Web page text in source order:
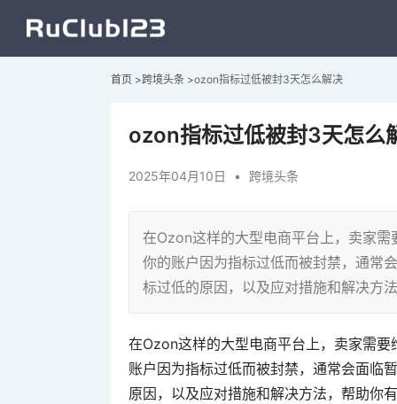
首页 >跨境头条 >ozon指标过低被封3天怎么解决
ozon指标过低被封3天怎么
2025年04月10日 • 跨境头条
在Ozon这样的大型电商平台上，卖家
你的账户因为指标过低而被封禁，通常
标过低的原因，以及应对措施和解决方
在Ozon这样的大型电商平台上，卖家需
账户因为指标过低而被封禁，通常会面临
原因，以及应对措施和解决方法，帮助你